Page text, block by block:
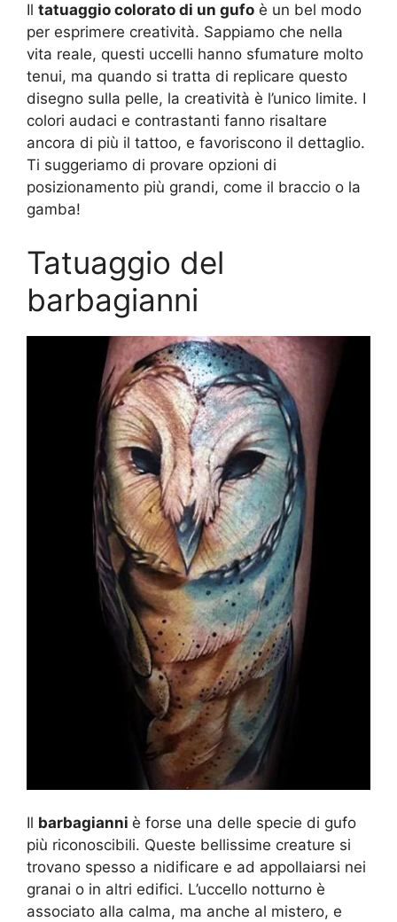
Il tatuaggio colorato di un gufo è un bel modo
per esprimere creatività. Sappiamo che nella
vita reale, questi uccelli hanno sfumature molto
tenui, ma quando si tratta di replicare questo
disegno sulla pelle, la creatività è l’unico limite. I
colori audaci e contrastanti fanno risaltare
ancora di più il tattoo, e favoriscono il dettaglio.
Ti suggeriamo di provare opzioni di
posizionamento più grandi, come il braccio o la
gamba!
Tatuaggio del
barbagianni
Il barbagianni è forse una delle specie di gufo
più riconoscibili. Queste bellissime creature si
trovano spesso a nidificare e ad appollaiarsi nei
granai o in altri edifici. L’uccello notturno è
associato alla calma, ma anche al mistero, e